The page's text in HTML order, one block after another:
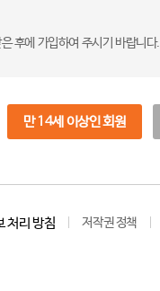
후에 가입하여 주시기 바랍니다.
만 14세 이상인 회원
처리 방침 저작권 정책